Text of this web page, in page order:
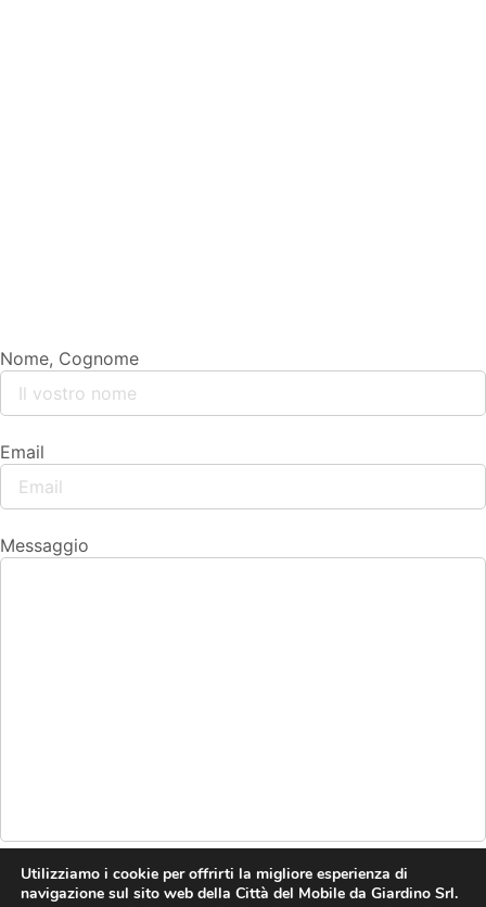
Nome, Cognome
Email
Messaggio
Invia
Utilizziamo i cookie per offrirti la migliore esperienza di
navigazione sul sito web della Città del Mobile da Giardino Srl.